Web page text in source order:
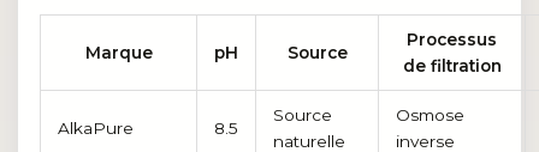
Marque pH Source
Processus
de filtration
AlkaPure 8.5
Source
naturelle
Osmose
inverse